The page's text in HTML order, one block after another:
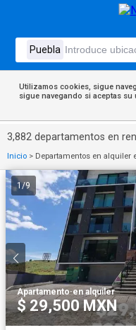
Utilizamos cookies, sigue
sigue navegando si aceptas su
3,882 departamentos en
Inicio > Departamentos en alquiler
1/9
Apartamento·en alquiler
$ 29,500 MXN